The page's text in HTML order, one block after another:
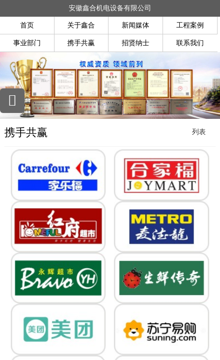
安徽鑫合机电设备有限公司
首页 关于鑫合 新闻媒体 工程案例
事业部门 携手共赢 招贤纳士 联系我们
携手共赢 列表